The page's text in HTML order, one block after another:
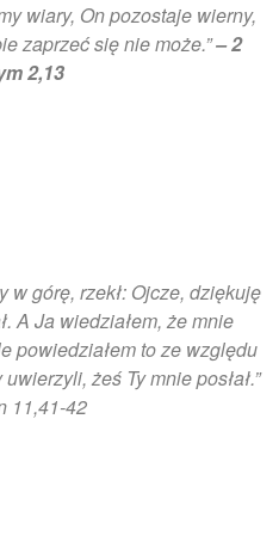
wiary, On pozostaje wierny,
zaprzeć się nie może.”– 2
2,13
w górę, rzekł: Ojcze, dziękuję
A Ja wiedziałem, że mnie
powiedziałem to ze względu
żeś Ty mnie posłał.”
11,41-42